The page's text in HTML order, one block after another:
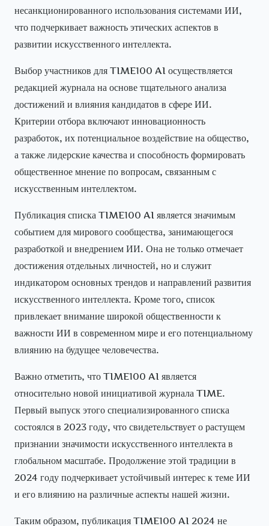
несанкционированного использования системами ИИ,
что подчеркивает важность этических аспектов в
развитии искусственного интеллекта.
Выбор участников для TIME100 AI осуществляется
редакцией журнала на основе тщательного анализа
достижений и влияния кандидатов в сфере ИИ.
Критерии отбора включают инновационность
разработок, их потенциальное воздействие на общество,
а также лидерские качества и способность формировать
общественное мнение по вопросам, связанным с
искусственным интеллектом.
Публикация списка TIME100 AI является значимым
событием для мирового сообщества, занимающегося
разработкой и внедрением ИИ. Она не только отмечает
достижения отдельных личностей, но и служит
индикатором основных трендов и направлений развития
искусственного интеллекта. Кроме того, список
привлекает внимание широкой общественности к
важности ИИ в современном мире и его потенциальному
влиянию на будущее человечества.
Важно отметить, что TIME100 AI является
относительно новой инициативой журнала TIME.
Первый выпуск этого специализированного списка
состоялся в 2023 году, что свидетельствует о растущем
признании значимости искусственного интеллекта в
глобальном масштабе. Продолжение этой традиции в
2024 году подчеркивает устойчивый интерес к теме ИИ
и его влиянию на различные аспекты нашей жизни.
Таким образом, публикация TIME100 AI 2024 не